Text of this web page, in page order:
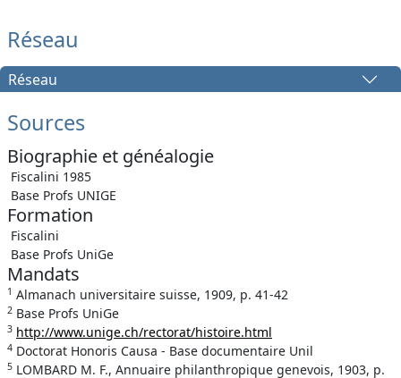
Réseau
Réseau
Sources
Biographie et généalogie
Fiscalini 1985
Base Profs UNIGE
Formation
Fiscalini
Base Profs UniGe
Mandats
1 Almanach universitaire suisse, 1909, p. 41-42
2 Base Profs UniGe
3 http://www.unige.ch/rectorat/histoire.html
4 Doctorat Honoris Causa - Base documentaire Unil
5 LOMBARD M. F., Annuaire philanthropique genevois, 1903, p.